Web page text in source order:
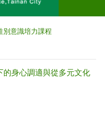
別意識培力課程
的身心調適與從多元文化